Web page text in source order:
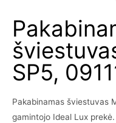
SP5,
Pakabinamas šviestuvas
gamintojo Ideal Lux